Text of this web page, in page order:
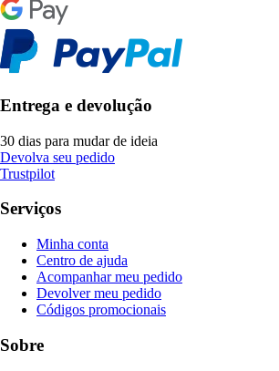
Entrega e devolução
30 dias para mudar de ideia
Devolva seu pedido
Trustpilot
Serviços
Minha conta
Centro de ajuda
Acompanhar meu pedido
Devolver meu pedido
Códigos promocionais
Sobre